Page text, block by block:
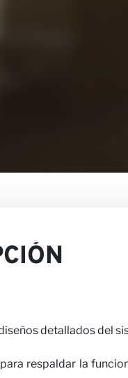
detallados del
respaldar la